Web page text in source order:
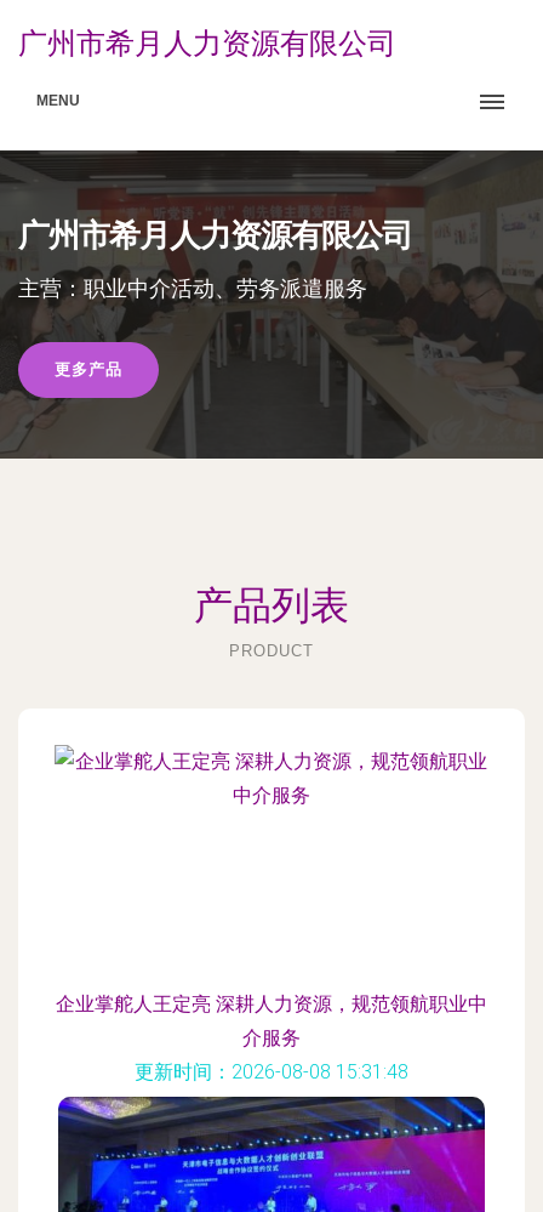
广州市希月人力资源有限公司
MENU
广州市希月人力资源有限公司
主营：职业中介活动、劳务派遣服务
更多产品
产品列表
PRODUCT
企业掌舵人王定亮 深耕人力资源，规范领航职业中
介服务
更新时间：2026-08-08 15:31:48